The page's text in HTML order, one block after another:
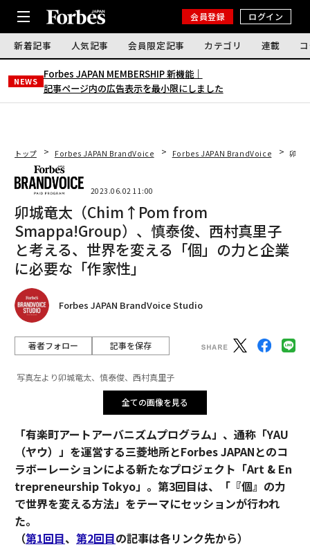
会員登録 ログイン
新着記事 人気記事 会員限定記事 カテゴリ 連載
NEWS
Forbes JAPAN MEMBERSHIP 新機能｜
記事ページ内の広告表示を最小限にしました
トップ Forbes JAPAN BrandVoice Forbes JAPAN BrandVoice 卯城
2023.06.02 11:00
卯城竜太（Chim↑Pom from
Smappa!Group）、慎泰俊、西村真里子
と考える、世界を変える「個」の力と企業
に必要な「作家性」
Forbes JAPAN BrandVoice Studio
著者フォロー 記事を保存
写真左より卯城竜太、慎泰俊、西村真里子
全ての画像を見る
「有楽町アートアーバニズムプログラム」、通称「YAU
（ヤウ）」を運営する三菱地所とForbes JAPANとのコ
ラボーレーションによる新たなプロジェクト「Art & En
trepreneurship Tokyo」。第3回目は、「『個』の力
で世界を変える方法」をテーマにセッションが行われ
た。
（第1回目、 第2回目の記事は各リンク先から）